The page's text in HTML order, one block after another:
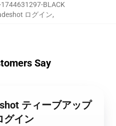
BLACK
ログイン,
Say
ティーブアップ
グイン